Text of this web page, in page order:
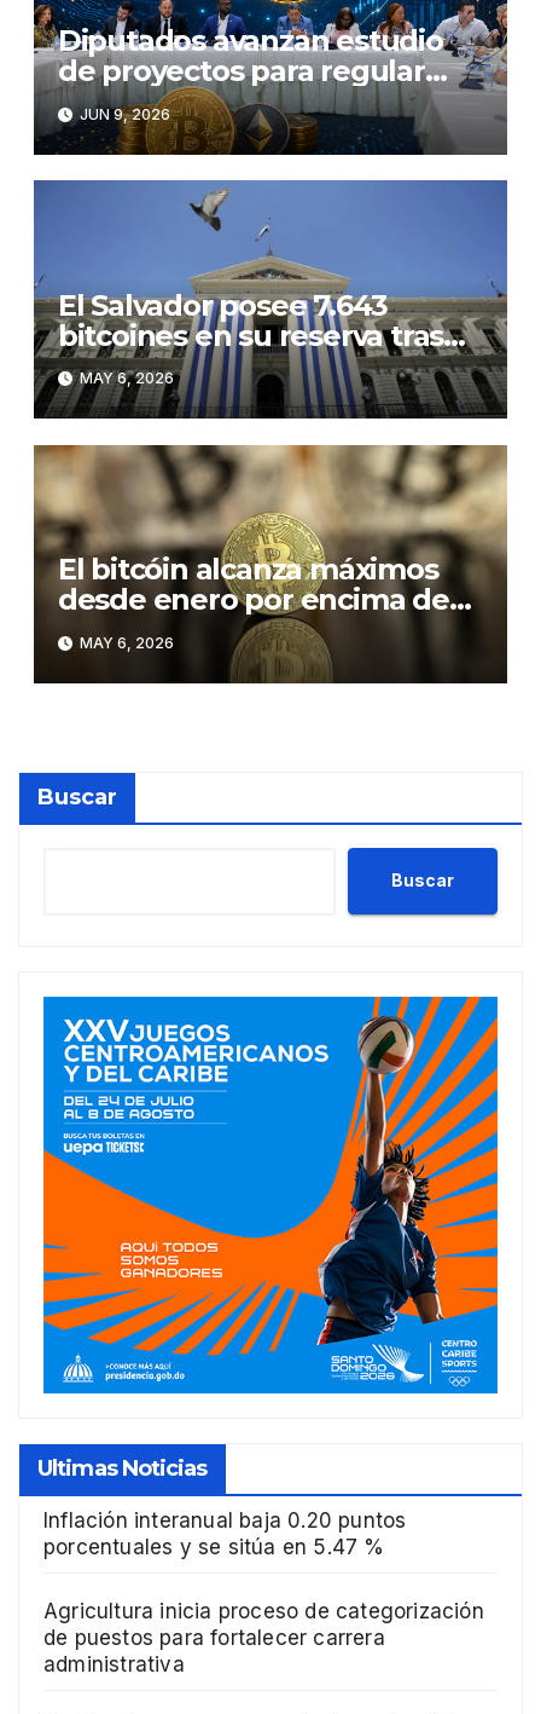
Diputados avanzan estudio
de proyectos para regular
criptomonedas
JUN 9, 2026
El Salvador posee 7.643
bitcoines en su reserva tras
comprar 1.633 monedas en
2025 y 2026
MAY 6, 2026
El bitcóin alcanza máximos
desde enero por encima de
los 81.000 dólares
MAY 6, 2026
Buscar
Buscar
Ultimas Noticias
Inflación interanual baja 0.20 puntos
porcentuales y se sitúa en 5.47 %
Agricultura inicia proceso de categorización
de puestos para fortalecer carrera
administrativa